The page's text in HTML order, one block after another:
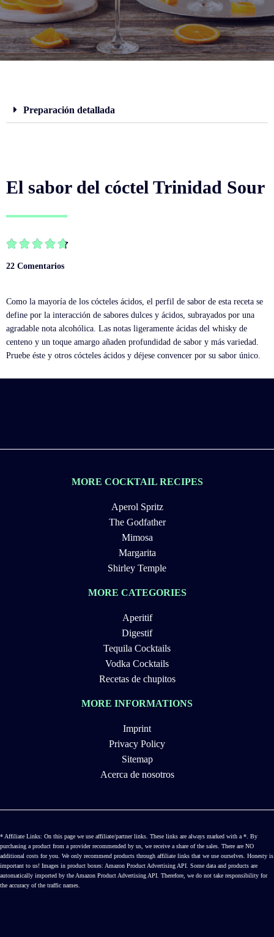
Preparación detallada
El sabor del cóctel Trinidad Sour

22 Comentarios
Como la mayoría de los cócteles ácidos, el perfil de sabor de esta receta se
define por la interacción de sabores dulces y ácidos, subrayados por una
agradable nota alcohólica. Las notas ligeramente ácidas del whisky de
centeno y un toque amargo añaden profundidad de sabor y más variedad.
Pruebe éste y otros cócteles ácidos y déjese convencer por su sabor único.
MORE COCKTAIL RECIPES
Aperol Spritz
The Godfather
Mimosa
Margarita
Shirley Temple
MORE CATEGORIES
Aperitif
Digestif
Tequila Cocktails
Vodka Cocktails
Recetas de chupitos
MORE INFORMATIONS
Imprint
Privacy Policy
Sitemap
Acerca de nosotros
* Affiliate Links: On this page we use affiliate/partner links. These links are always marked with a *. By
purchasing a product from a provider recommended by us, we receive a share of the sales. There are NO
additional costs for you. We only recommend products through affiliate links that we use ourselves. Honesty is
important to us! Images in product boxes: Amazon Product Advertising API. Some data and products are
automatically imported by the Amazon Product Advertising API. Therefore, we do not take responsibility for
the accuracy of the traffic names.